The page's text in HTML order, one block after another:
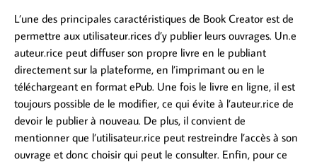
L’une des principales caractéristiques de Book Creator est de
permettre aux utilisateur.rices d’y publier leurs ouvrages. Un.e
auteur.rice peut diffuser son propre livre en le publiant
directement sur la plateforme, en l’imprimant ou en le
téléchargeant en format ePub. Une fois le livre en ligne, il est
toujours possible de le modifier, ce qui évite à l’auteur.rice de
devoir le publier à nouveau. De plus, il convient de
mentionner que l’utilisateur.rice peut restreindre l’accès à son
ouvrage et donc choisir qui peut le consulter. Enfin, pour ce